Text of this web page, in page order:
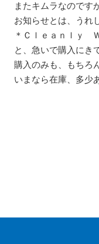
またキムラなのです
お知らせとは、うれ
＊Ｃｌｅａｎｌｙ
と、急いで購入に
購入のみも、もちろ
いまなら在庫、多少